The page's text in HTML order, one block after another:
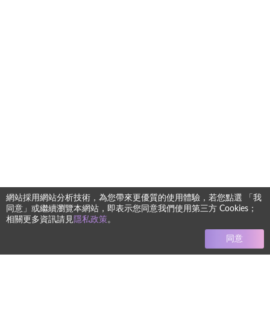
網站採用網站分析技術，為您帶來更優質的使用體驗，若您點選 「我
同意」或繼續瀏覽本網站，即表示您同意我們使用第三方 Cookies；
相關更多資訊請見 隱私政策。
同意